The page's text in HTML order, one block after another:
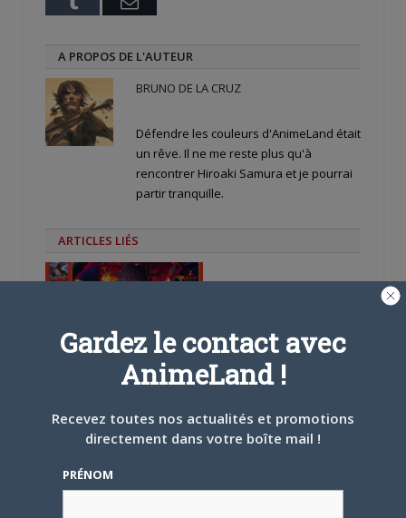
A PROPOS DE L'AUTEUR
BRUNO DE LA CRUZ
Défendre les couleurs d'AnimeLand était
un rêve. Il ne me reste plus qu'à
rencontrer Hiroaki Samura et je pourrai
partir tranquille.
ARTICLES LIÉS
L’AnimeLand Hors-Série
disponible !
Gardez le contact avec
AnimeLand !
Recevez toutes nos actualités et promotions
directement dans votre boîte mail !
PRÉNOM